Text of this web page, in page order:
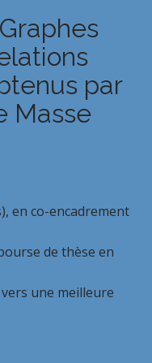
par
Masse
en co-encadrement
de thèse en
une meilleure